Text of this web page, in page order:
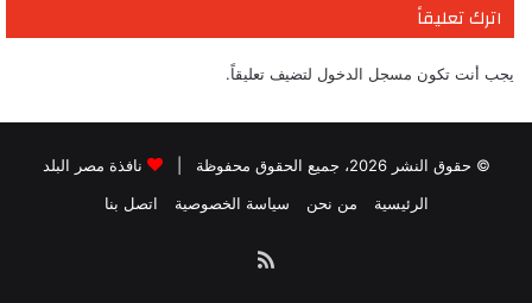
اترك تعليقاً
يجب أنت تكون مسجل الدخول لتضيف تعليقاً.
© حقوق النشر 2026، جميع الحقوق محفوظة |
نافذة مصر البلد
الرئيسية
من نحن سياسة الخصوصية اتصل بنا
ملخص